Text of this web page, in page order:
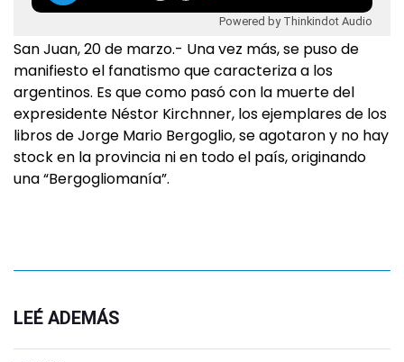
Powered by Thinkindot Audio
San Juan, 20 de marzo.- Una vez más, se puso de
manifiesto el fanatismo que caracteriza a los
argentinos. Es que como pasó con la muerte del
expresidente Néstor Kirchnner, los ejemplares de los
libros de Jorge Mario Bergoglio, se agotaron y no hay
stock en la provincia ni en todo el país, originando
una “Bergogliomanía”.
LEÉ ADEMÁS